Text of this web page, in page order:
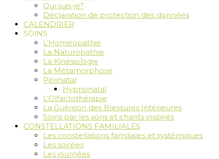
Céline
Magnenat
Qui suis-je?
Déclaration de protection des données
CALENDRIER
SOINS
L’Homéopathie
La Naturopathie
La Kinésiologie
La Métamorphose
Périnatal
Hypnonatal
L’Olfactothérapie
La Guérison des Blessures Intérieures
Soins par les sons et chants inspirés
CONSTELLATIONS FAMILIALES
Les constellations familiales et systémiques
Les soirées
Les journées